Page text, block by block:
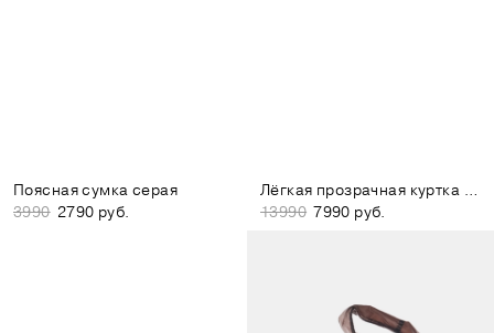
Поясная сумка серая
3990 2790 руб.
Лёгкая прозрачная куртка белая
13990 7990 руб.